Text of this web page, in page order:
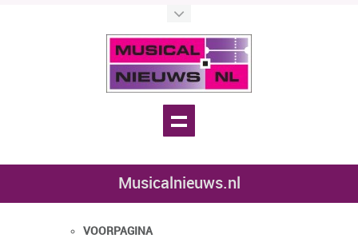
Musicalnieuws.nl
VOORPAGINA